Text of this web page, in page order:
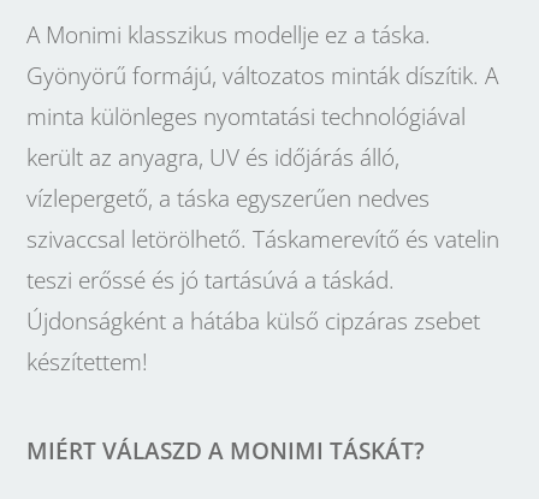
A Monimi klasszikus modellje ez a táska.
Gyönyörű formájú, változatos minták díszítik. A
minta különleges nyomtatási technológiával
került az anyagra, UV és időjárás álló,
vízlepergető, a táska egyszerűen nedves
szivaccsal letörölhető. Táskamerevítő és vatelin
teszi erőssé és jó tartásúvá a táskád.
Újdonságként a hátába külső cipzáras zsebet
készítettem!
MIÉRT VÁLASZD A MONIMI TÁSKÁT?